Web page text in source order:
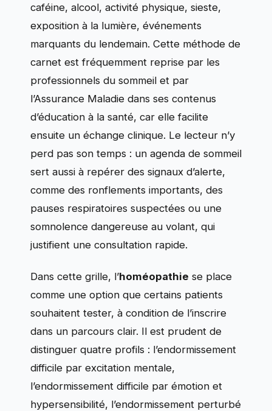
caféine, alcool, activité physique, sieste,
exposition à la lumière, événements
marquants du lendemain. Cette méthode de
carnet est fréquemment reprise par les
professionnels du sommeil et par
l’Assurance Maladie dans ses contenus
d’éducation à la santé, car elle facilite
ensuite un échange clinique. Le lecteur n’y
perd pas son temps : un agenda de sommeil
sert aussi à repérer des signaux d’alerte,
comme des ronflements importants, des
pauses respiratoires suspectées ou une
somnolence dangereuse au volant, qui
justifient une consultation rapide.
Dans cette grille, l’homéopathie se place
comme une option que certains patients
souhaitent tester, à condition de l’inscrire
dans un parcours clair. Il est prudent de
distinguer quatre profils : l’endormissement
difficile par excitation mentale,
l’endormissement difficile par émotion et
hypersensibilité, l’endormissement perturbé